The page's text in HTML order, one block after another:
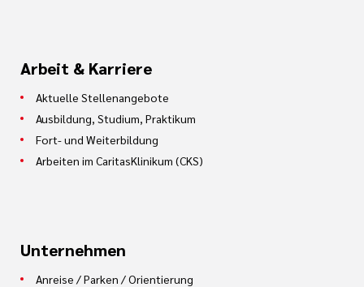
Arbeit & Karriere
Aktuelle Stellenangebote
Ausbildung, Studium, Praktikum
Fort- und Weiterbildung
Arbeiten im CaritasKlinikum (CKS)
Unternehmen
Anreise / Parken / Orientierung